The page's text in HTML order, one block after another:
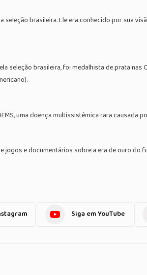
brasileira. Ele era conhecido por sua
seleção brasileira, foi medalhista de prata
uma doença multissistêmica rara causada
e documentários sobre a era de ouro do
Siga em YouTube